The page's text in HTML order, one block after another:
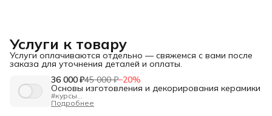
Услуги к товару
Услуги оплачиваются отдельно — свяжемся с вами после
заказа для уточнения деталей и оплаты.
36 000 ₽45 000 ₽−20%
Основы изготовления и декорирования керамики
#курсы
"Основы изготовления и декорирования керамики"
Длительность:
Подробнее